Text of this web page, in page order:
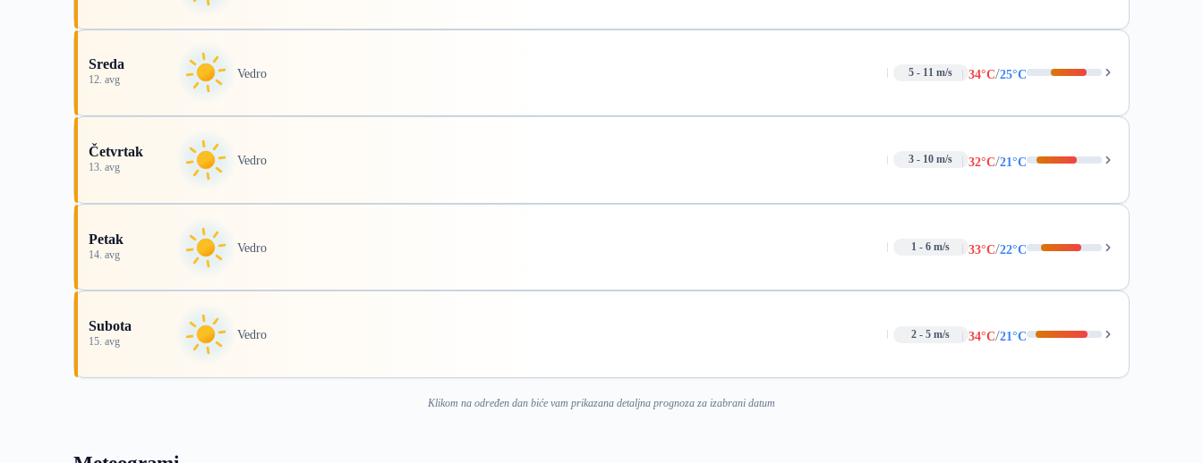
Sreda
12. avg Vedro 5 - 11 m/s 34°C/25°C
Četvrtak
13. avg Vedro 3 - 10 m/s 32°C/21°C
Petak
14. avg Vedro 1 - 6 m/s 33°C/22°C
Subota
15. avg Vedro 2 - 5 m/s 34°C/21°C
Klikom na određen dan biće vam prikazana detaljna prognoza za izabrani datum